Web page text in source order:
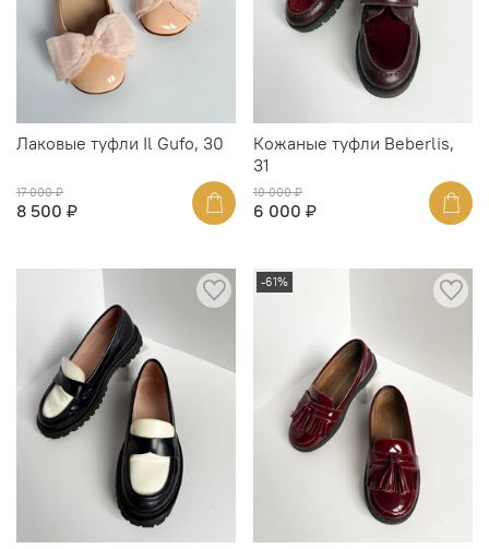
Лаковые туфли Il Gufo, 30
17 000 ₽
8 500 ₽
Кожаные туфли Beberlis,
31
10 000 ₽
6 000 ₽
-61%